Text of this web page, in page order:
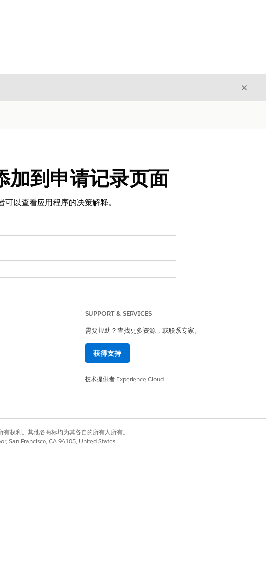
关闭
加到申请记录页面
以查看应用程序的决策解释。
SUPPORT & SERVICES
需要帮助？查找更多资源，或联系专家。
获得支持
技术提供者 Experience Cloud
权利。其他各商标均为其各自的所有人所有。
San Francisco, CA 94105, United States